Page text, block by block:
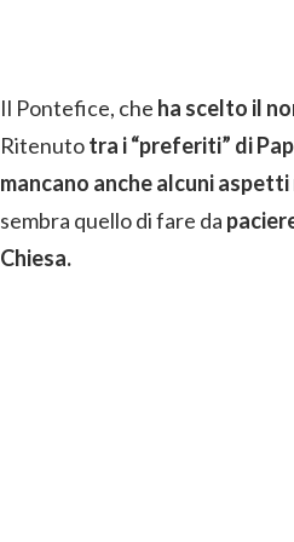
Il Pontefice, che ha scelto il
Ritenutotra i “preferiti” di
mancano anche alcuni
sembra quello di fare da
Chiesa.